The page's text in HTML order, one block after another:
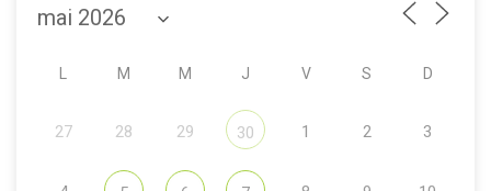
M M J V S D
27 28 29 30 1 2 3